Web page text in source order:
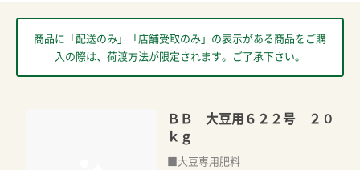
商品に「配送のみ」「店舗受取のみ」の表示がある商品をご購
入の際は、荷渡方法が限定されます。ご了承下さい。
ＢＢ 大豆用６２２号 ２０
ｋｇ
■大豆専用肥料